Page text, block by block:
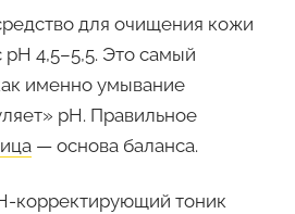
для очищения кожи
pH 4,5–5,5. Это самый
именно умывание
pH. Правильное
— основа баланса.
корректирующий тоник